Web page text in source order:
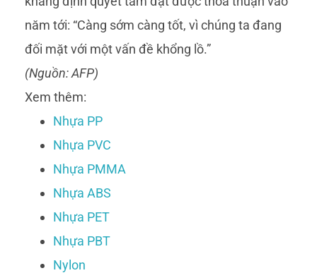
năm tới: “Càng sớm càng tốt, vì chúng ta đang
đối mặt với một vấn đề khổng lồ.”
(Nguồn: AFP)
Xem thêm:
Nhựa PP
Nhựa PVC
Nhựa PMMA
Nhựa ABS
Nhựa PET
Nhựa PBT
Nylon